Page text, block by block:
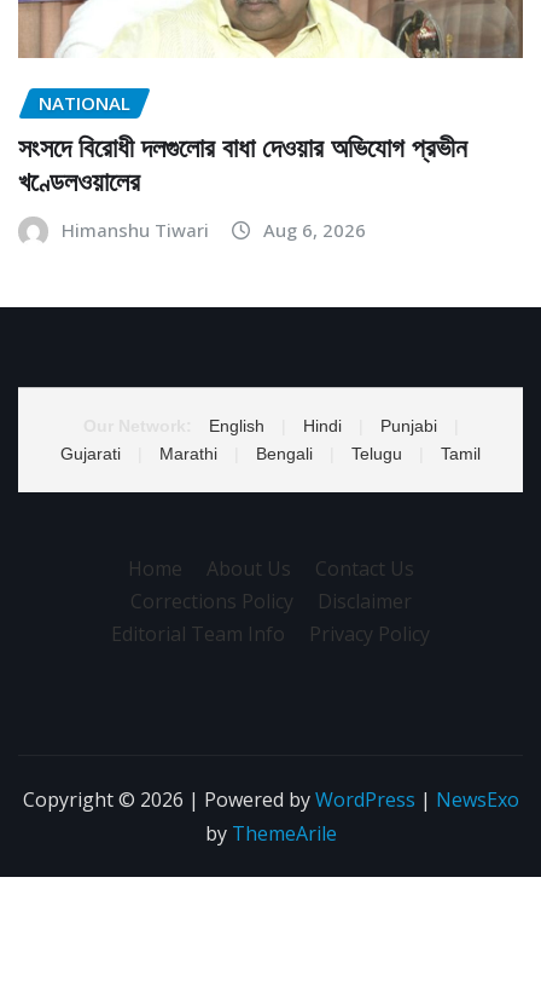
NATIONAL
সংসদে বিরোধী দলগুলোর বাধা দেওয়ার অভিযোগ প্রভীন
খণ্ডেলওয়ালের
Himanshu Tiwari Aug 6, 2026
English Hindi Punjabi
Gujarati
Marathi Bengali Telugu Tamil
Home About Us
Contact Us
Corrections Policy
Disclaimer
Editorial Team Info
Privacy Policy
Copyright © 2026 | Powered byWordPress | NewsExo
by ThemeArile